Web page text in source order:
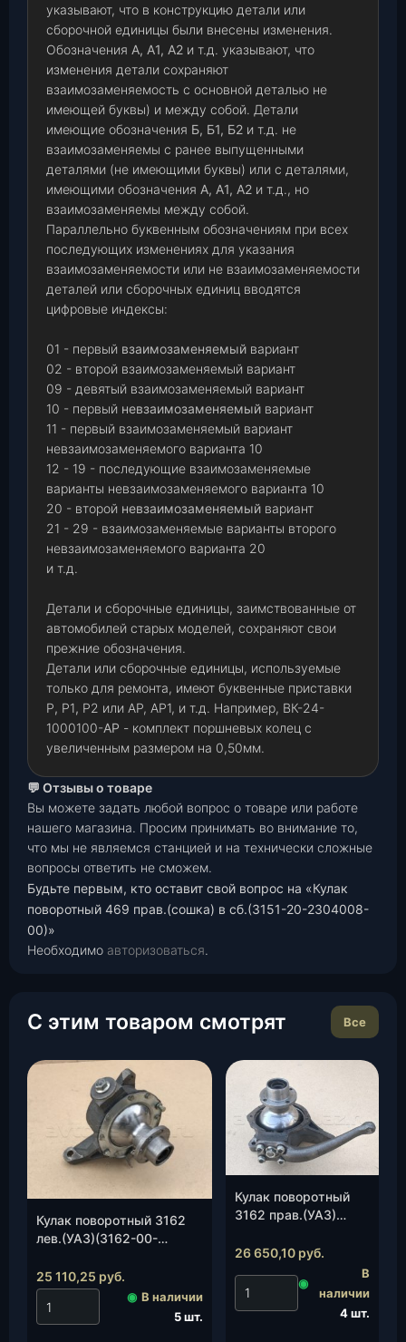
указывают, что в конструкцию детали или
сборочной единицы были внесены изменения.
Обозначения А, А1, А2 и т.д. указывают, что
изменения детали сохраняют
взаимозаменяемость с основной деталью не
имеющей буквы) и между собой. Детали
имеющие обозначения Б, Б1, Б2 и т.д. не
взаимозаменяемы с ранее выпущенными
деталями (не имеющими буквы) или с деталями,
имеющими обозначения А, А1, А2 и т.д., но
взаимозаменяемы между собой.
Параллельно буквенным обозначениям при всех
последующих изменениях для указания
взаимозаменяемости или не взаимозаменяемости
деталей или сборочных единиц вводятся
цифровые индексы:
01 - первый взаимозаменяемый вариант
02 - второй взаимозаменяемый вариант
09 - девятый взаимозаменяемый вариант
10 - первый невзаимозаменяемый вариант
11 - первый взаимозаменяемый вариант
невзаимозаменяемого варианта 10
12 - 19 - последующие взаимозаменяемые
варианты невзаимозаменяемого варианта 10
20 - второй невзаимозаменяемый вариант
21 - 29 - взаимозаменяемые варианты второго
невзаимозаменяемого варианта 20
и т.д.
Детали и сборочные единицы, заимствованные от
автомобилей старых моделей, сохраняют свои
прежние обозначения.
Детали или сборочные единицы, используемые
только для ремонта, имеют буквенные приставки
Р, Р1, Р2 или АР, АР1, и т.д. Например, ВК-24-
1000100-АР - комплект поршневых колец с
увеличенным размером на 0,50мм.
💬 Отзывы о товаре
Вы можете задать любой вопрос о товаре или работе
нашего магазина. Просим принимать во внимание то,
что мы не являемся станцией и на технически сложные
вопросы ответить не сможем.
Будьте первым, кто оставит свой вопрос на «Кулак
поворотный 469 прав.(сошка) в сб.(3151-20-2304008-
00)»
Необходимо авторизоваться.
С этим товаром смотрят Все
Кулак поворотный 3162
лев.(УАЗ)(3162-00-
25 110,25 руб.
◉ В наличии
5 шт.
Кулак поворотный
3162 прав.(УАЗ)
01), шт.
26 650,10 руб.
◉
В
наличии
4 шт.